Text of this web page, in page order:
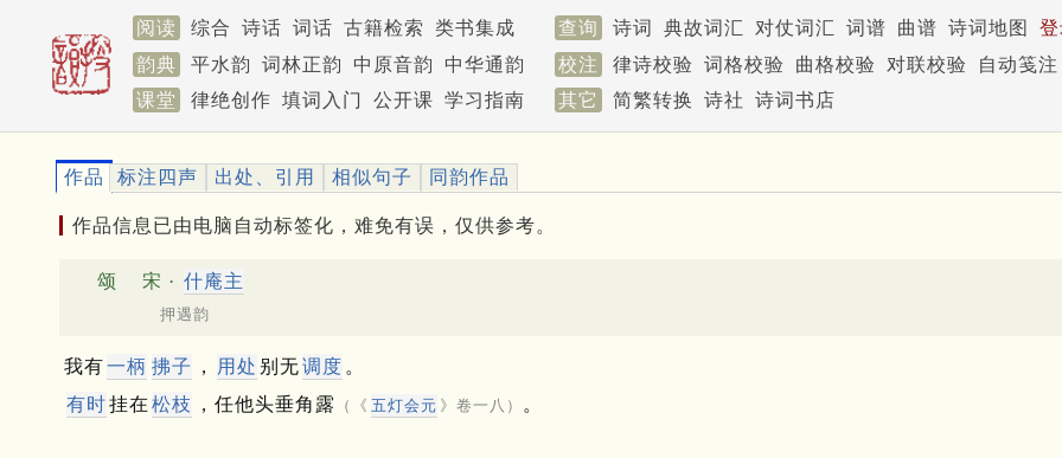
阅读 综合 诗话 词话 古籍检索 类书集成 查询 诗词 典故词汇 对仗词汇 词谱 曲谱 诗词地图
韵典
平水韵 词林正韵 中原音韵 中华通韵 校注 律诗校验 词格校验 曲格校验 对联校验
自动笺注
课堂
律绝创作 填词入门 公开课 学习指南 其它 简繁转换 诗社 诗词书店
作品 标注四声 出处、引用 相似句子 同韵作品
作品信息已由电脑自动标签化，难免有误，仅供参考。
颂 宋 · 什庵主
押遇韵
我有一柄 拂子 ， 用处 别无调度 。
有时挂在 松枝 ，任他头垂角露 （《 五灯会元 》卷一八） 。